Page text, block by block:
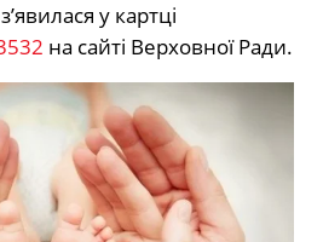
у картці
на сайті Верховної Ради.